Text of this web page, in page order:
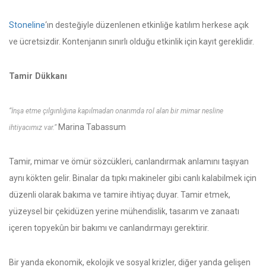
Stoneline‘ın desteğiyle düzenlenen etkinliğe katılım herkese açık
ve ücretsizdir. Kontenjanın sınırlı olduğu etkinlik için kayıt gereklidir.
Tamir Dükkanı
“İnşa etme çılgınlığına kapılmadan onarımda rol alan bir mimar nesline
ihtiyacımız var.”Marina Tabassum
Tamir, mimar ve ömür sözcükleri, canlandırmak anlamını taşıyan
aynı kökten gelir. Binalar da tıpkı makineler gibi canlı kalabilmek için
düzenli olarak bakıma ve tamire ihtiyaç duyar. Tamir etmek,
yüzeysel bir çekidüzen yerine mühendislik, tasarım ve zanaatı
içeren topyekûn bir bakımı ve canlandırmayı gerektirir.
Bir yanda ekonomik, ekolojik ve sosyal krizler, diğer yanda gelişen